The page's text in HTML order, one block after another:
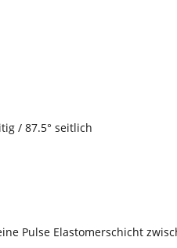
/ 87.5° seitlich
Pulse Elastomerschicht